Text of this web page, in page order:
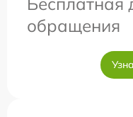
обращения